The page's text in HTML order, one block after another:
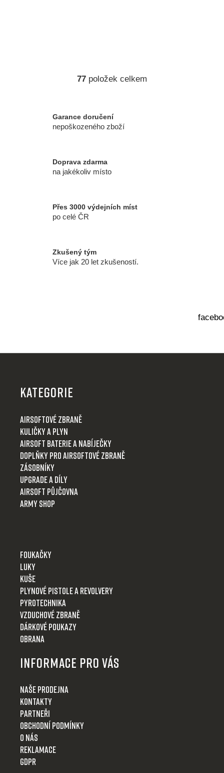
O
á
d
p
k
i
77 položek celkem
Garance doručení
nepoškozeného zboží
Doprava zdarma
na jakékoliv místo
Přes 3000 výdejních míst
po celé ČR
Zkušený tým
Více jak 20 let zkušeností.
KATEGORIE
Airsoftové zbraně
Kuličky a plyn
Airsoft baterie a nabíječky
Doplňky pro airsoftové zbraně
Zásobníky
Upgrade a díly
Airsoft půjčovna
Army shop
Foukačky
Luky
Kuše
Plynové pistole a revolvery
Pyrotechnika
Vzduchové zbraně
Dárkové poukazy
Obrana
Informace pro Vás
Naše prodejna
Kontakty
Partneři
Obchodní podmínky
O nás
Reklamace
GDPR